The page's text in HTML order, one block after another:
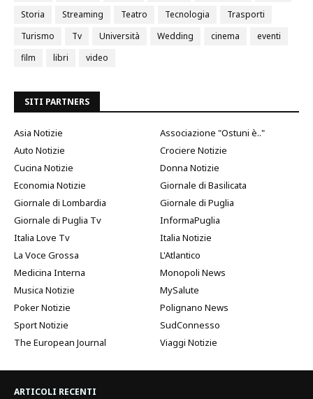
Storia
Streaming Teatro Tecnologia
Trasporti
Turismo
Tv Università Wedding cinema
eventi
film
libri video
SITI PARTNERS
Asia Notizie
Associazione "Ostuni è.."
Auto Notizie
Crociere Notizie
Cucina Notizie
Donna Notizie
Economia Notizie
Giornale di Basilicata
Giornale di Lombardia
Giornale di Puglia
Giornale di Puglia Tv
InformaPuglia
Italia Love Tv
Italia Notizie
La Voce Grossa
L'Atlantico
Medicina Interna
Monopoli News
Musica Notizie
MySalute
Poker Notizie
Polignano News
Sport Notizie
SudConnesso
The European Journal
Viaggi Notizie
ARTICOLI RECENTI